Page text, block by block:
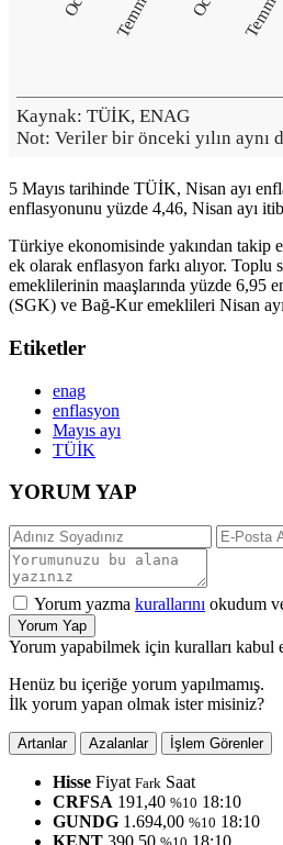
5 Mayıs tarihinde TÜİK, Nisan ayı
enflasyonunu yüzde 4,46, Nisan ayı
Türkiye ekonomisinde yakından takip
ek olarak enflasyon farkı alıyor. Toplu
emeklilerinin maaşlarında yüzde 6,95
(SGK) ve Bağ-Kur emeklileri Nisan
Etiketler
enag
enflasyon
Mayıs ayı
TÜİK
YORUM YAP
Yorum yazma kurallarını okudum
Yorum Yap
Yorum yapabilmek için kuralları kabul
Henüz bu içeriğe yorum yapılmamış.
İlk yorum yapan olmak ister misiniz?
Artanlar Azalanlar İşlem Görenler
Hisse Fiyat Fark Saat
CRFSA 191,40 %10 18:10
GUNDG 1.694,00 %10 18:10
KENT 390,50 18:10